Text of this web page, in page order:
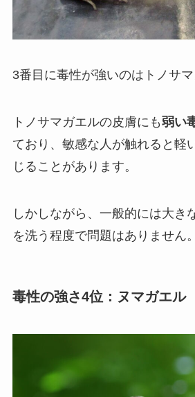
3番目に毒性が強いのはトノサマ
トノサマガエルの皮膚にも弱い
ており、敏感な人が触れると軽
じることがあります。
しかしながら、一般的には大き
を洗う程度で問題はありません。
毒性の強さ4位：ヌマガエル